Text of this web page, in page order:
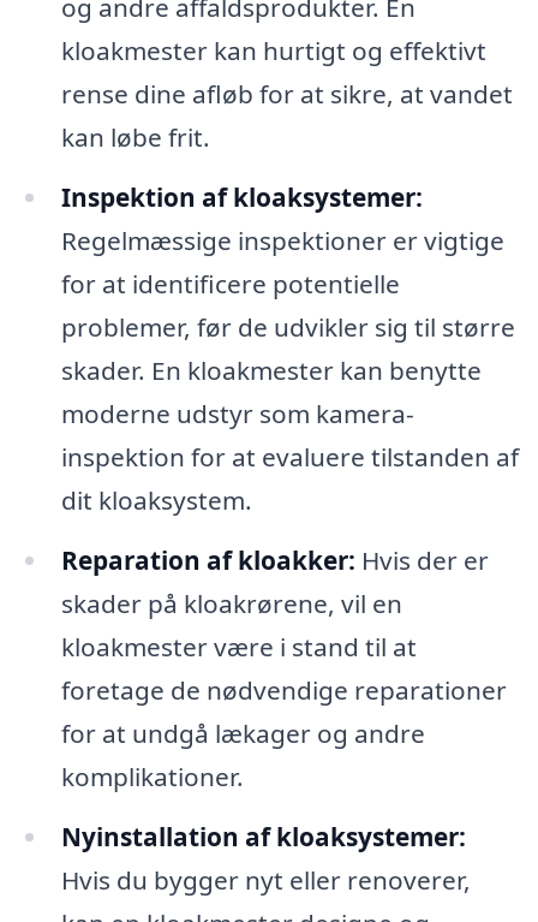
og andre affaldsprodukter. En
kloakmester kan hurtigt og effektivt
rense dine afløb for at sikre, at vandet
kan løbe frit.
Inspektion af kloaksystemer:
Regelmæssige inspektioner er vigtige
for at identificere potentielle
problemer, før de udvikler sig til større
skader. En kloakmester kan benytte
moderne udstyr som kamera-
inspektion for at evaluere tilstanden af
dit kloaksystem.
Reparation af kloakker: Hvis der er
skader på kloakrørene, vil en
kloakmester være i stand til at
foretage de nødvendige reparationer
for at undgå lækager og andre
komplikationer.
Nyinstallation af kloaksystemer:
Hvis du bygger nyt eller renoverer,